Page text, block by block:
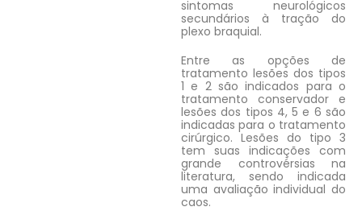
sintomas neurológicos
secundários à tração do
plexo braquial.
Entre as opções de
tratamento lesões dos tipos
1 e 2 são indicados para o
tratamento conservador e
lesões dos tipos 4, 5 e 6 são
indicadas para o tratamento
cirúrgico. Lesões do tipo 3
tem suas indicações com
grande controvérsias na
literatura, sendo indicada
uma avaliação individual do
caos.